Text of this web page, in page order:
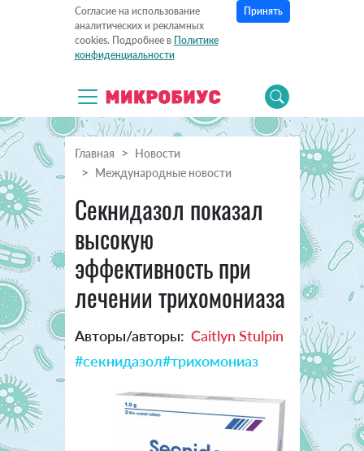
Согласие на использование
аналитических и рекламных
cookies. Подробнее в Политике
конфиденциальности
Принять
Главная
Новости
Международные новости
Секнидазол показал
высокую
эффективность при
лечении трихомониаза
Авторы/авторы: Caitlyn Stulpin
#секнидазол#трихомониаз